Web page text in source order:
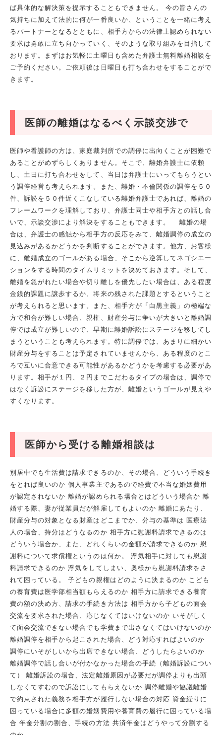
ば具体的な解決策を提示することもできません。 今の皆さんの
気持ちに加えて法的に何が一番良いか、ということを一緒に考え
るパートナーとなるとともに、相手方からの法律上認められない
要求は勇敢に立ち向かっていく、そのような取り組みを目指して
おります。まずはお気軽に土曜日も含めた弁護士無料離婚相談を
ご予約ください。ご依頼後は日曜日も打ち合わせをすることがで
きます。
医師の離婚はなるべく示談交渉で
医師や看護師の方は、家庭裁判所での調停に出向くことが困難で
あることがめずらしくありません。そこで、離婚弁護士に依頼
し、土日に打ち合わせをして、当日は弁護士にいってもらうとい
う調停経営も考えられます。また、離婚・不倫関係の調停を５０
件、訴訟を５０件近くこなしている離婚弁護士であれば、離婚の
フレームワークを理解しており、弁護士同士や相手方との話し合
いで、示談交渉により解決をすることもできます。 離婚の場
合は、弁護士の感触から相手方の反応をみて、離婚調停の成立の
見込みがあるかどうかを判断することができます。他方、お客様
に、離婚成立のゴールがある場合、そこから逆算してネゴシエー
ションをする時間のタイムリミットを決めておきます。そして、
離婚を急がれたい場合や切り離しを優先したい場合は、ある程度
金銭的課題に譲歩するか、将来の残された課題とするということ
が考えられると思います。また、相手方が「白黒主義」の極端な
方で和合が難しい場合、親権、財産分与に争いが大きいと離婚調
停では成立が難しいので、早期に離婚訴訟にステージを移してし
まうということも考えられます。特に調停では、あまりに細かい
財産分与をすることは予定されていませんから、ある程度のとこ
ろで互いに合意できる可能性があるかどうかを考慮する必要があ
ります。相手が１円、２円までこだわるタイプの場合は、調停で
はなく訴訟にステージを移した方が、離婚というゴールが見えや
すくなります。
医師から受ける離婚相談は
別居中でも生活費は請求できるのか、その場合、どういう手続き
をとれば良いのか 個人事業主であるので経費で不当な婚姻費用
が認定されないか 離婚が認められる場合とはどういう場合か 離
婚する際、妻が従業員だが解雇してもよいのか 離婚にあたり、
財産分与の対象となる財産はどこまでか、分与の基準は 医療法
人の場合、持分はどうなるのか 相手方に慰謝料請求できるのは
どういう場合か、また、どれくらいの金額が請求できるのか 慰
謝料について求償権というのは何か。 浮気相手に対しても慰謝
料請求できるのか 浮気をしてしまい、奥様から慰謝料請求をさ
れて困っている。 子どもの親権はどのように決まるのか こども
の養育費は医学部相当額もらえるのか 相手方に請求できる養育
費の額の決め方、請求の手続き方法は 相手方から子どもの面会
交流を要求された場合、応じなくてはいけないのか いそがしく
て面会交流できない場合でも学費まで出さなくてはいけないのか
離婚調停を相手から起こされた場合、どう対応すればよいのか
調停にいそがしいから出席できない場合、どうしたらよいのか
離婚調停で話し合いが付かなかった場合の手続（離婚訴訟につい
て） 離婚訴訟の場合、法定離婚原因が必要だが調停よりも出頭
しなくてすむので訴訟にしてもらえないか 調停離婚や協議離婚
で約束された義務を相手方が履行しない場合の対応 資金繰りに
困っている場合に多額の婚姻費用や養育費の履行に困っている場
合 年金分割の割合、手続の方法 共済年金はどうやって分割する